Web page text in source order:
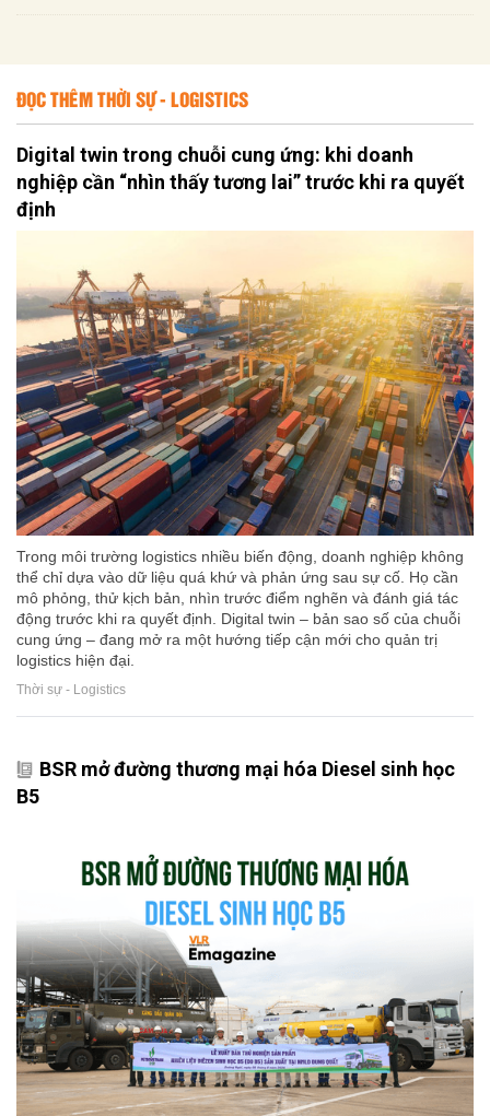
ĐỌC THÊM THỜI SỰ - LOGISTICS
Digital twin trong chuỗi cung ứng: khi doanh
nghiệp cần “nhìn thấy tương lai” trước khi ra quyết
định
Trong môi trường logistics nhiều biến động, doanh nghiệp không
thể chỉ dựa vào dữ liệu quá khứ và phản ứng sau sự cố. Họ cần
mô phỏng, thử kịch bản, nhìn trước điểm nghẽn và đánh giá tác
động trước khi ra quyết định. Digital twin – bản sao số của chuỗi
cung ứng – đang mở ra một hướng tiếp cận mới cho quản trị
logistics hiện đại.
Thời sự - Logistics
BSR mở đường thương mại hóa Diesel sinh học
B5